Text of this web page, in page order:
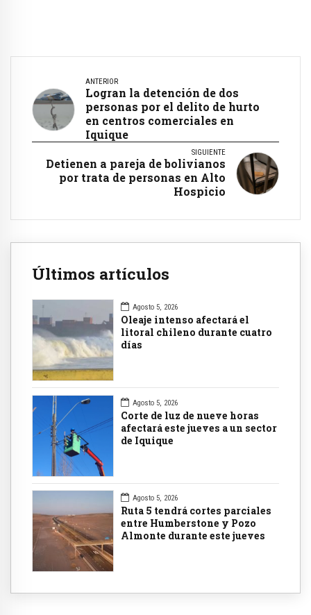
ANTERIOR
Logran la detención de dos
personas por el delito de hurto
en centros comerciales en
Iquique
SIGUIENTE
Detienen a pareja de bolivianos
por trata de personas en Alto
Hospicio
Últimos artículos
Agosto 5, 2026
Oleaje intenso afectará el
litoral chileno durante cuatro
días
Agosto 5, 2026
Corte de luz de nueve horas
afectará este jueves a un sector
de Iquique
Agosto 5, 2026
Ruta 5 tendrá cortes parciales
entre Humberstone y Pozo
Almonte durante este jueves